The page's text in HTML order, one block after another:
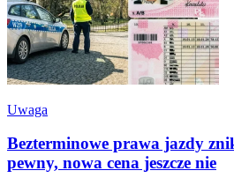
Uwaga
Bezterminowe prawa jazdy
pewny, nowa cena jeszcze nie